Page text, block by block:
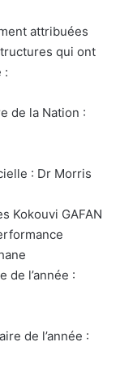
attribuées
qui ont
:
de la Nation :
: Dr Morris
Kokouvi GAFAN
de l’année :
de l’année :